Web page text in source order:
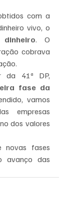
com a
vivo, o
. O
cobrava
da 41ª DP,
fase da
vamos
empresas
dos valores
novas fases
avanço das